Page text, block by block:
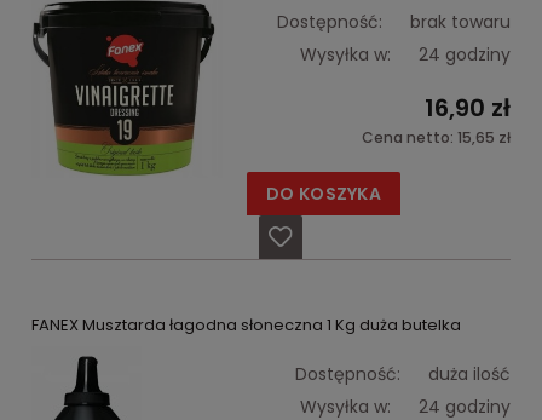
Dostępność:
brak towaru
Wysyłka w:
24 godziny
16,90 zł
Cena netto: 15,65 zł
DO KOSZYKA
FANEX Musztarda łagodna słoneczna 1 Kg duża butelka
Dostępność:
duża ilość
Wysyłka w:
24 godziny